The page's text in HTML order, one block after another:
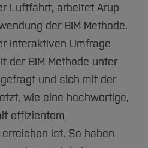
Luftfahrt, arbeitet Arup
der BIM Methode.
interaktiven Umfrage
der BIM Methode unter
und sich mit der
wie eine hochwertige,
effizientem
ist. So haben